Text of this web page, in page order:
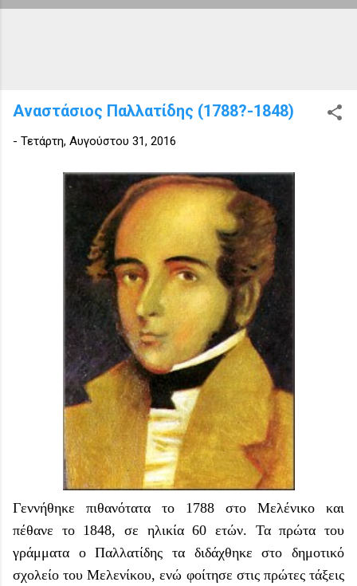
Αναστάσιος Παλλατίδης (1788?-1848)
- Τετάρτη, Αυγούστου 31, 2016
Γεννήθηκε πιθανότατα το 1788 στο Μελένικο και
πέθανε το 1848, σε ηλικία 60 ετών. Τα πρώτα του
γράμματα ο Παλλατίδης τα διδάχθηκε στο δημοτικό
σχολείο του Μελενίκου, ενώ φοίτησε στις πρώτες τάξεις